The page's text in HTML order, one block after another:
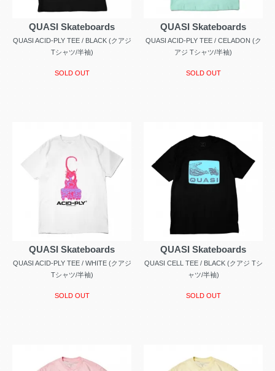
QUASI Skateboards
QUASI ACID-PLY TEE / BLACK (クアジ
Tシャツ/半袖)
SOLD OUT
QUASI Skateboards
QUASI ACID-PLY TEE / CELADON (ク
アジ Tシャツ/半袖)
SOLD OUT
QUASI Skateboards
QUASI ACID-PLY TEE / WHITE (クアジ
Tシャツ/半袖)
SOLD OUT
QUASI Skateboards
QUASI CELL TEE / BLACK (クアジ Tシ
ャツ/半袖)
SOLD OUT